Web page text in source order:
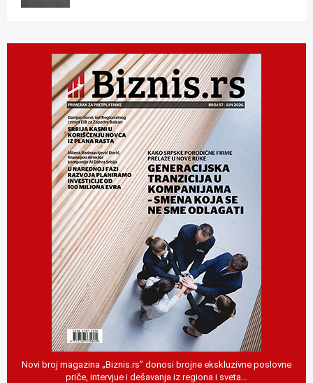
Novi broj magazina „Biznis.rs” donosi brojne ekskluzivne poslovne
priče, intervjue i dešavanja iz regiona i sveta…